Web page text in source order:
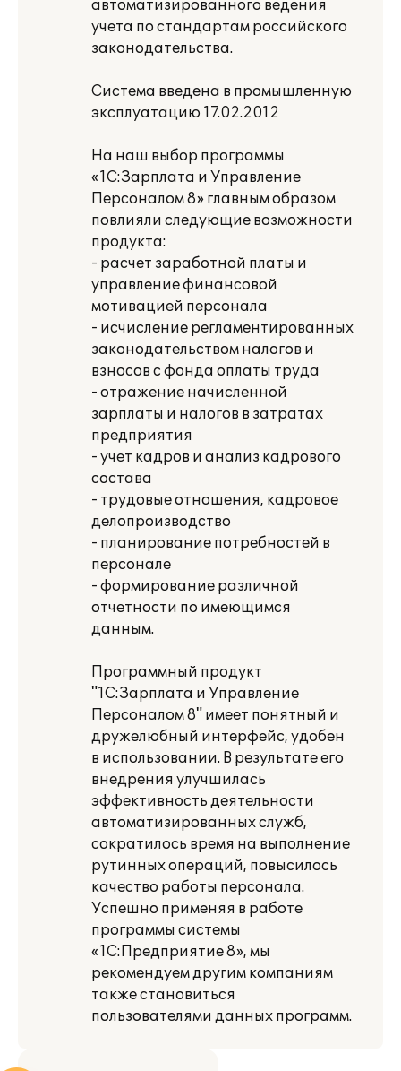
автоматизированного ведения
учета по стандартам российского
законодательства.
Система введена в промышленную
эксплуатацию 17.02.2012
На наш выбор программы
«1С:Зарплата и Управление
Персоналом 8» главным образом
повлияли следующие возможности
продукта:
- расчет заработной платы и
управление финансовой
мотивацией персонала
- исчисление регламентированных
законодательством налогов и
взносов с фонда оплаты труда
- отражение начисленной
зарплаты и налогов в затратах
предприятия
- учет кадров и анализ кадрового
состава
- трудовые отношения, кадровое
делопроизводство
- планирование потребностей в
персонале
- формирование различной
отчетности по имеющимся
данным.
Программный продукт
"1С:Зарплата и Управление
Персоналом 8" имеет понятный и
дружелюбный интерфейс, удобен
в использовании. В результате его
внедрения улучшилась
эффективность деятельности
автоматизированных служб,
сократилось время на выполнение
рутинных операций, повысилось
качество работы персонала.
Успешно применяя в работе
программы системы
«1С:Предприятие 8», мы
рекомендуем другим компаниям
также становиться
пользователями данных программ.